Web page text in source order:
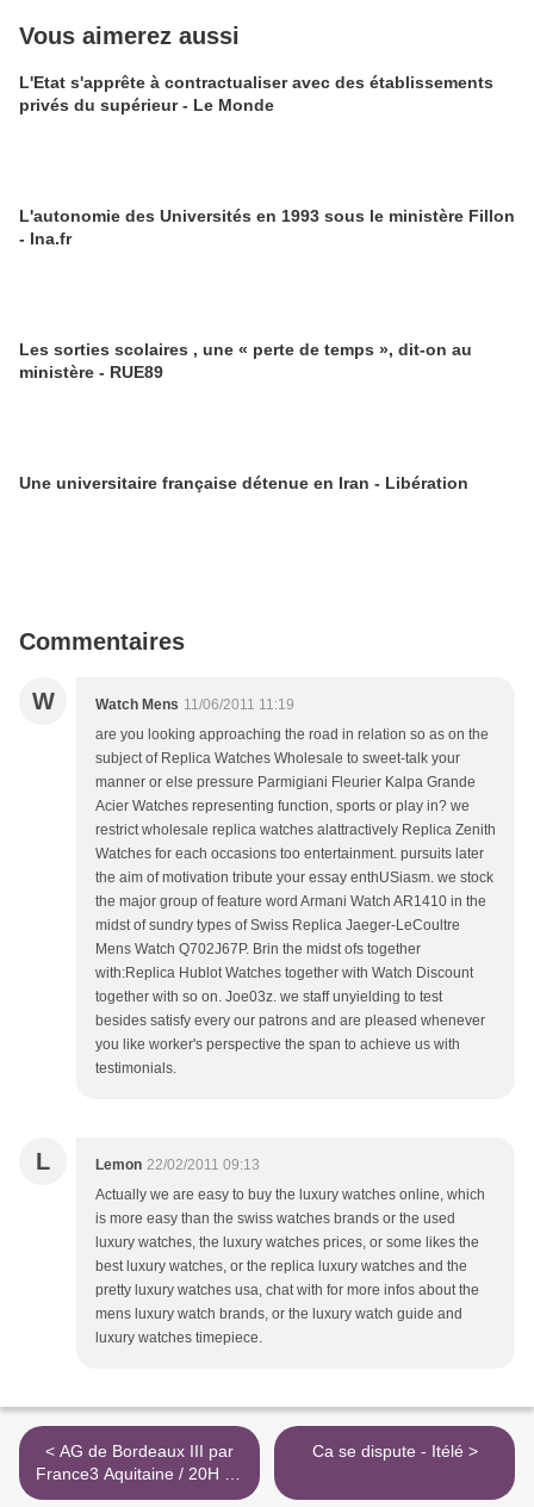
Vous aimerez aussi
L'Etat s'apprête à contractualiser avec des établissements
privés du supérieur - Le Monde
L'autonomie des Universités en 1993 sous le ministère Fillon
- Ina.fr
Les sorties scolaires , une « perte de temps », dit-on au
ministère - RUE89
Une universitaire française détenue en Iran - Libération
Commentaires
W Watch Mens 11/06/2011 11:19
are you looking approaching the road in relation so as on the
subject of Replica Watches Wholesale to sweet-talk your
manner or else pressure Parmigiani Fleurier Kalpa Grande
Acier Watches representing function, sports or play in? we
restrict wholesale replica watches alattractively Replica Zenith
Watches for each occasions too entertainment. pursuits later
the aim of motivation tribute your essay enthUSiasm. we stock
the major group of feature word Armani Watch AR1410 in the
midst of sundry types of Swiss Replica Jaeger-LeCoultre
Mens Watch Q702J67P. Brin the midst ofs together
with:Replica Hublot Watches together with Watch Discount
together with so on. Joe03z. we staff unyielding to test
besides satisfy every our patrons and are pleased whenever
you like worker's perspective the span to achieve us with
testimonials.
L Lemon 22/02/2011 09:13
Actually we are easy to buy the luxury watches online, which
is more easy than the swiss watches brands or the used
luxury watches, the luxury watches prices, or some likes the
best luxury watches, or the replica luxury watches and the
pretty luxury watches usa, chat with for more infos about the
mens luxury watch brands, or the luxury watch guide and
luxury watches timepiece.
< AG de Bordeaux III par
France3 Aquitaine / 20H de
France 2
Ca se dispute - Itélé >